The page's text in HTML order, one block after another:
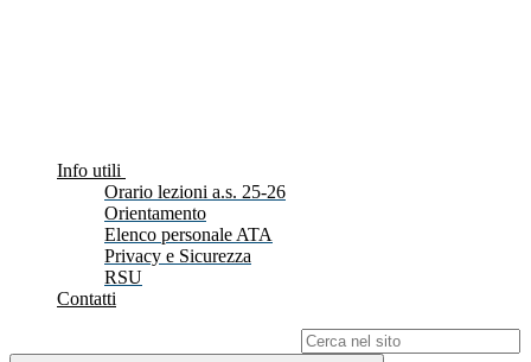
Info utili
Orario lezioni a.s. 25-26
Orientamento
Elenco personale ATA
Privacy e Sicurezza
RSU
Contatti